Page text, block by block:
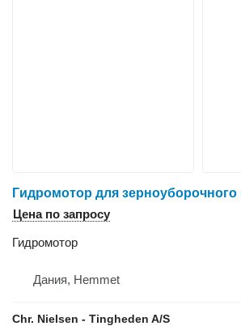
Цена по запросу
Гидромотор
Дания, Hemmet
Chr. Nielsen - Tingheden A/S